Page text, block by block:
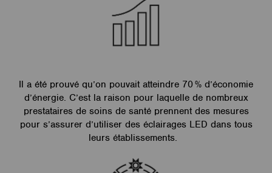
Il a été prouvé qu’on pouvait atteindre 70 % d’économie
d’énergie. C’est la raison pour laquelle de nombreux
prestataires de soins de santé prennent des mesures
pour s’assurer d’utiliser des éclairages LED dans tous
leurs établissements.